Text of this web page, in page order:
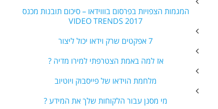
המגמות הצפויות בפרסום בוווידאו – סיכום תובנות מכנס
VIDEO TRENDS 2017
7 אפקטים שרק וידאו יכול ליצור
אז למה באמת הצטרפתי למירו מדיה ?
מלחמת הוידאו של פייסבוק ויוטיוב
מי מסנן עבור הלקוחות שלך את המידע ?